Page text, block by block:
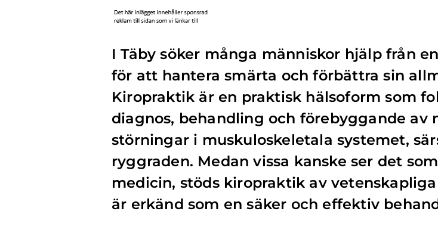
I Täby söker många människor hjälp från
för att hantera smärta och förbättra sin
Kiropraktik är en praktisk hälsoform som
diagnos, behandling och förebyggande av
störningar i muskuloskeletala systemet,
ryggraden. Medan vissa kanske ser det
medicin, stöds kiropraktik av
är erkänd som en säker och effektiv